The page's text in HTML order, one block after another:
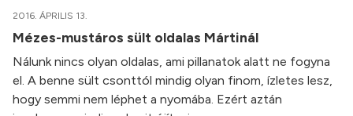
2016. ÁPRILIS 13.
Mézes-mustáros sült oldalas Mártinál
Nálunk nincs olyan oldalas, ami pillanatok alatt ne fogyna
el. A benne sült csonttól mindig olyan finom, ízletes lesz,
hogy semmi nem léphet a nyomába. Ezért aztán